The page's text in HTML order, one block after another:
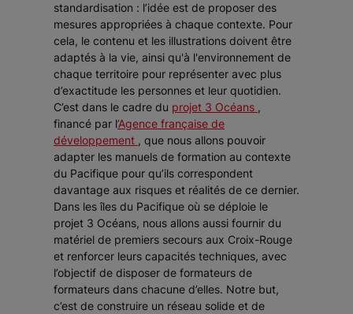
standardisation : l’idée est de proposer des
mesures appropriées à chaque contexte. Pour
cela, le contenu et les illustrations doivent être
adaptés à la vie, ainsi qu'à l'environnement de
chaque territoire pour représenter avec plus
d’exactitude les personnes et leur quotidien.
C’est dans le cadre du projet 3 Océans ,
financé par l’Agence française de
développement , que nous allons pouvoir
adapter les manuels de formation au contexte
du Pacifique pour qu’ils correspondent
davantage aux risques et réalités de ce dernier.
Dans les îles du Pacifique où se déploie le
projet 3 Océans, nous allons aussi fournir du
matériel de premiers secours aux Croix-Rouge
et renforcer leurs capacités techniques, avec
l’objectif de disposer de formateurs de
formateurs dans chacune d’elles. Notre but,
c’est de construire un réseau solide et de